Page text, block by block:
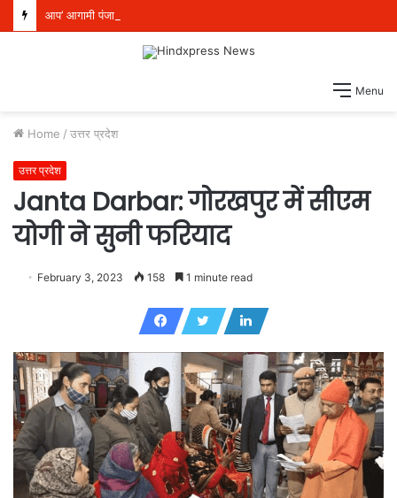
Menu
Home / उत्तर प्रदेश
उत्तर प्रदेश
Janta Darbar: गोरखपुर में सीएम
योगी ने सुनी फरियाद
February 3, 2023 158 1 minute read